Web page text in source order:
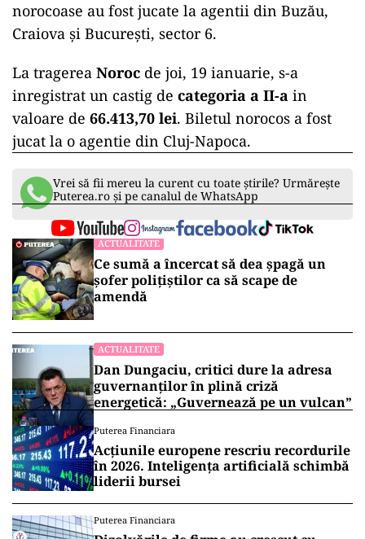
norocoase au fost jucate la agentii din Buzău,
Craiova și București, sector 6.
La tragerea Noroc de joi, 19 ianuarie, s-a
inregistrat un castig de categoria a II-a in
valoare de 66.413,70 lei. Biletul norocos a fost
jucat la o agentie din Cluj-Napoca.
Vrei să fii mereu la curent cu toate știrile? Urmărește
Puterea.ro și pe canalul de WhatsApp
ACTUALITATE
Ce sumă a încercat să dea șpagă un
șofer polițiștilor ca să scape de
amendă
ACTUALITATE
Dan Dungaciu, critici dure la adresa
guvernanților în plină criză
energetică: „Guvernează pe un vulcan”
Puterea Financiara
Acțiunile europene rescriu recordurile
în 2026. Inteligența artificială schimbă
liderii bursei
Puterea Financiara